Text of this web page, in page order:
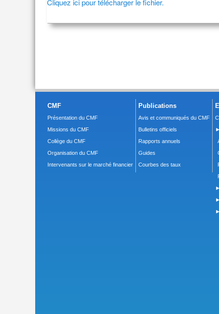
CMF
Présentation du CMF
Missions du CMF
Collège du CMF
Organisation du CMF
Intervenants sur le marché financier
Publications
Avis et communiqués du CMF
Bulletins officiels
Rapports annuels
Guides
Courbes des taux